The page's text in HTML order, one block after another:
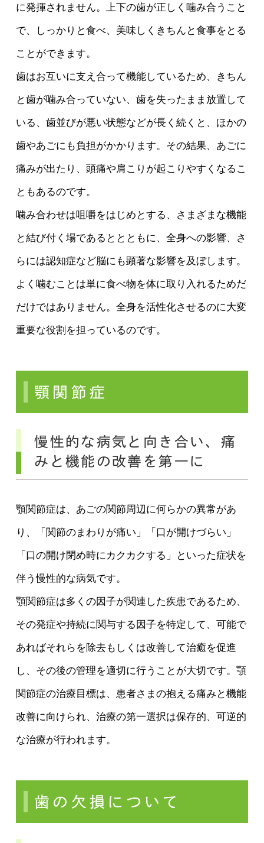
に発揮されません。上下の歯が正しく噛み合うこと
で、しっかりと食べ、美味しくきちんと食事をとる
ことができます。
歯はお互いに支え合って機能しているため、きちん
と歯が噛み合っていない、歯を失ったまま放置して
いる、歯並びが悪い状態などが長く続くと、ほかの
歯やあごにも負担がかかります。その結果、あごに
痛みが出たり、頭痛や肩こりが起こりやすくなるこ
ともあるのです。
噛み合わせは咀嚼をはじめとする、さまざまな機能
と結び付く場であるととともに、全身への影響、さ
らには認知症など脳にも顕著な影響を及ぼします。
よく噛むことは単に食べ物を体に取り入れるためだ
だけではありません。全身を活性化させるのに大変
重要な役割を担っているのです。
顎関節症
慢性的な病気と向き合い、痛
みと機能の改善を第一に
顎関節症は、あごの関節周辺に何らかの異常があ
り、「関節のまわりが痛い」「口が開けづらい」
「口の開け閉め時にカクカクする」といった症状を
伴う慢性的な病気です。
顎関節症は多くの因子が関連した疾患であるため、
その発症や持続に関与する因子を特定して、可能で
あればそれらを除去もしくは改善して治癒を促進
し、その後の管理を適切に行うことが大切です。顎
関節症の治療目標は、患者さまの抱える痛みと機能
改善に向けられ、治療の第一選択は保存的、可逆的
な治療が行われます。
歯の欠損について